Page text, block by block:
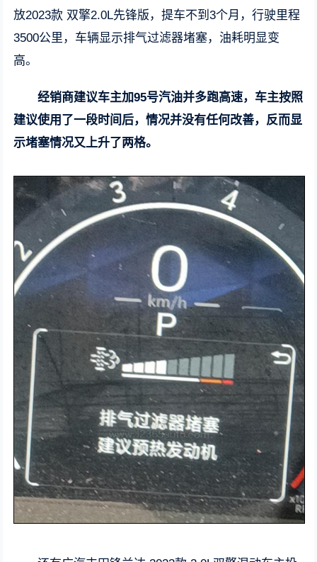
放2023款 双擎2.0L先锋版，提车不到3个月，行驶里程
3500公里，车辆显示排气过滤器堵塞，油耗明显变
高。
经销商建议车主加95号汽油并多跑高速，车主按照
建议使用了一段时间后，情况并没有任何改善，反而显
示堵塞情况又上升了两格。